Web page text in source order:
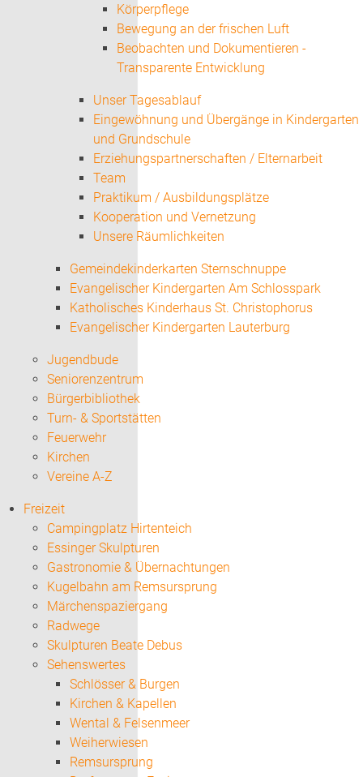
Körperpflege
Bewegung an der frischen Luft
Beobachten und Dokumentieren -
Transparente Entwicklung
Unser Tagesablauf
Eingewöhnung und Übergänge in Kindergarten
und Grundschule
Erziehungspartnerschaften / Elternarbeit
Team
Praktikum / Ausbildungsplätze
Kooperation und Vernetzung
Unsere Räumlichkeiten
Gemeindekinderkarten Sternschnuppe
Evangelischer Kindergarten Am Schlosspark
Katholisches Kinderhaus St. Christophorus
Evangelischer Kindergarten Lauterburg
Jugendbude
Seniorenzentrum
Bürgerbibliothek
Turn- & Sportstätten
Feuerwehr
Kirchen
Vereine A-Z
Freizeit
Campingplatz Hirtenteich
Essinger Skulpturen
Gastronomie & Übernachtungen
Kugelbahn am Remsursprung
Märchenspaziergang
Radwege
Skulpturen Beate Debus
Sehenswertes
Schlösser & Burgen
Kirchen & Kapellen
Wental & Felsenmeer
Weiherwiesen
Remsursprung